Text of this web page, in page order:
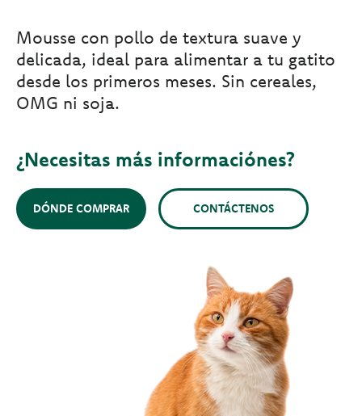
Mousse con pollo de textura suave y
delicada, ideal para alimentar a tu gatito
desde los primeros meses. Sin cereales,
OMG ni soja.
¿Necesitas más informaciónes?
DÓNDE COMPRAR CONTÁCTENOS